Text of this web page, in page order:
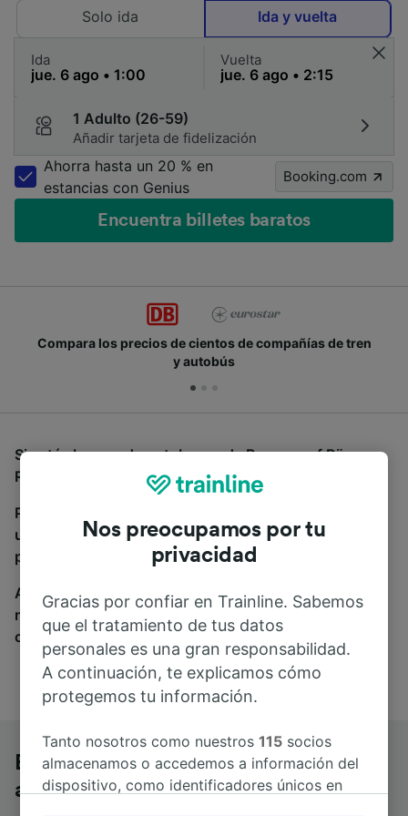
Solo ida Ida y vuelta
Ida Vuelta
1 Adulto (26-59)
Añadir tarjeta de fidelización
Ahorra hasta un 20 % en
estancias con Genius
Booking.com
Encuentra billetes baratos
Compara los precios de cientos de compañías de tren
y autobús
Si estás buscando autobuses de Bergen auf Rügen a
Rostock Hbf, estás en el sitio adecuado.
Para encontrar billetes de autobús, simplemente haz
una búsqueda y nosotros compararemos horarios y
precios tanto de tren como de autobús.
A donde quiera que vayas, tu viaje empieza con
nosotros. Encuentra billetes de más de 170
compañías de tren y autobús.
Bergen auf Rügen a Rostock Hbf en
autobús
Nos preocupamos por tu
privacidad
Gracias por confiar en Trainline. Sabemos
que el tratamiento de tus datos
personales es una gran responsabilidad.
A continuación, te explicamos cómo
protegemos tu información.
Tanto nosotros como nuestros115 socios
almacenamos o accedemos a información del
dispositivo, como identificadores únicos en